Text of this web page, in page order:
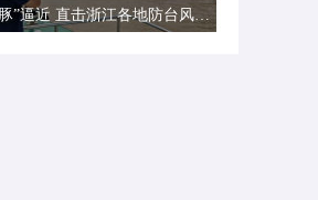
台风“白海豚”逼近 直击浙江各地防台风一线现场